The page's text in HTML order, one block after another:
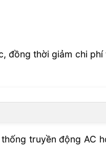
đồng thời giảm chi
truyền động AC